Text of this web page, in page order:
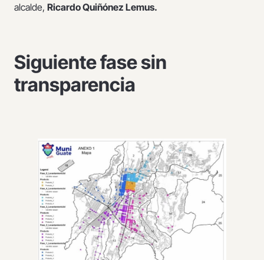
alcalde, Ricardo Quiñónez Lemus.
Siguiente fase sin
transparencia